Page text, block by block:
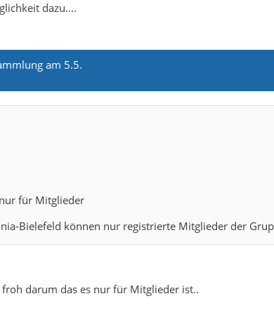
dazu....
am 5.5.
für Mitglieder
Bielefeld können nur registrierte Mitglieder der
darum das es nur für Mitglieder ist..